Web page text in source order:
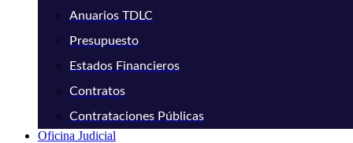
Anuarios TDLC
Presupuesto
Estados Financieros
Contratos
Contrataciones Públicas
Oficina Judicial